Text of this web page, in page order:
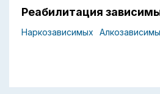
Реабилитация
Наркозависимых